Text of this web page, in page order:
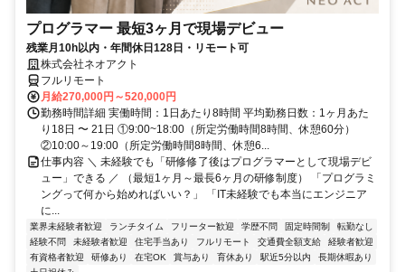
プログラマー 最短3ヶ月で現場デビュー
残業月10h以内・年間休日128日・リモート可
株式会社ネオアクト
フルリモート
月給270,000円～520,000円
勤務時間詳細 実働時間：1日あたり8時間 平均勤務日数：1ヶ月あた
り18日 〜 21日 ①9:00~18:00（所定労働時間8時間、休憩60分）
②10:00～19:00（所定労働時間8時間、休憩6...
仕事内容 ＼ 未経験でも「研修修了後はプログラマーとして現場デビ
ュー」できる ／ （最短1ヶ月～最長6ヶ月の研修制度） 「プログラミ
ングって何から始めればいい？」 「IT未経験でも本当にエンジニア
に...
業界未経験者歓迎 ランチタイム フリーター歓迎 学歴不問 固定時間制
転勤なし
経験不問
未経験者歓迎 住宅手当あり フルリモート 交通費全額支給
経験者歓迎
有資格者歓迎
研修あり 在宅OK 賞与あり 育休あり 駅近5分以内
長期休暇あり